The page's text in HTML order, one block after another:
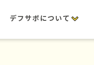
デフサポについて